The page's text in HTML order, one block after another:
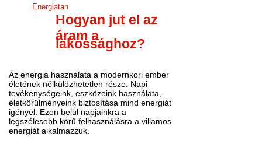
Energiatan
Hogyan jut el az
áram a
lakossághoz?
Az energia használata a modernkori ember
életének nélkülözhetetlen része. Napi
tevékenységeink, eszközeink használata,
életkörülményeink biztosítása mind energiát
igényel. Ezen belül napjainkra a
legszélesebb körű felhasználásra a villamos
energiát alkalmazzuk.